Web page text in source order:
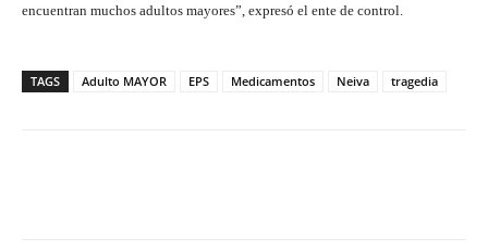
encuentran muchos adultos mayores”, expresó el ente de control.
TAGS Adulto MAYOR EPS Medicamentos Neiva tragedia